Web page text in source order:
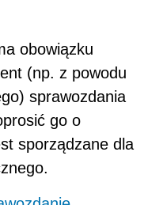
obowiązku
(np. z powodu
sprawozdania
go o
sporządzane dla